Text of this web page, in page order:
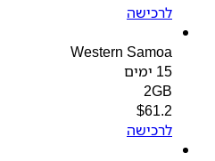
לרכישה
Western Samoa
2GB
$61.2
לרכישה